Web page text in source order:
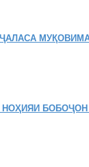
НОҲИЯИ БОБОҶОН